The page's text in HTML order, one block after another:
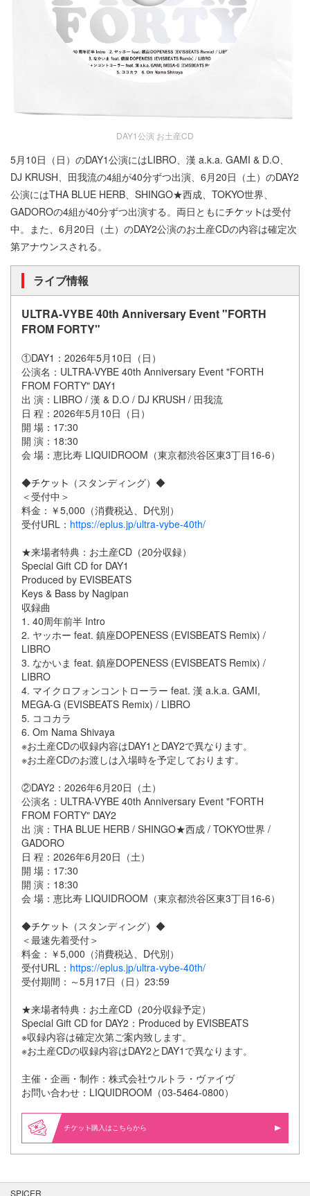
DAY1公演 お土産CD
5月10日（日）のDAY1公演にはLIBRO、漢 a.k.a. GAMI & D.O、
DJ KRUSH、田我流の4組が40分ずつ出演、6月20日（土）のDAY2
公演にはTHA BLUE HERB、SHINGO★西成、TOKYO世界、
GADOROの4組が40分ずつ出演する。両日ともに
は受付
中。また、6月20日（土）のDAY2公演のお土産CDの内容は確定次
第アナウンスされる。
ライブ情報
ULTRA-VYBE 40th Anniversary Event "FORTH
FROM FORTY"
①DAY1：2026年5月10日（日）
公演名：ULTRA-VYBE 40th Anniversary Event "FORTH
FROM FORTY" DAY1
出 演：LIBRO / 漢 & D.O / DJ KRUSH / 田我流
日 程：2026年5月10日（日）
開 場：17:30
開 演：18:30
会 場：恵比寿 LIQUIDROOM（東京都渋谷区東3丁目16-6）
◆
（スタンディング）◆
＜受付中＞
料金：￥5,000（消費税込、D代別）
受付URL： https://eplus.jp/ultra-vybe-40th/
★来場者特典：お土産CD（20分収録）
Special Gift CD for DAY1
Produced by EVISBEATS
Keys & Bass by Nagipan
収録曲
1. 40周年前半 Intro
2. ヤッホー feat. 鎮座DOPENESS (EVISBEATS Remix) /
LIBRO
3. なかいま feat. 鎮座DOPENESS (EVISBEATS Remix) /
LIBRO
4. マイクロフォンコントローラー feat. 漢 a.k.a. GAMI,
MEGA-G (EVISBEATS Remix) / LIBRO
5. ココカラ
6. Om Nama Shivaya
※お土産CDの収録内容はDAY1とDAY2で異なります。
※お土産CDのお渡しは入場時を予定しております。
②DAY2：2026年6月20日（土）
公演名：ULTRA-VYBE 40th Anniversary Event "FORTH
FROM FORTY" DAY2
出 演：THA BLUE HERB / SHINGO★西成 / TOKYO世界 /
GADORO
日 程：2026年6月20日（土）
開 場：17:30
開 演：18:30
会 場：恵比寿 LIQUIDROOM（東京都渋谷区東3丁目16-6）
◆
（スタンディング）◆
＜最速先着受付＞
料金：￥5,000（消費税込、D代別）
受付URL： https://eplus.jp/ultra-vybe-40th/
受付期間：～5月17日（日）23:59
★来場者特典：お土産CD（20分収録予定）
Special Gift CD for DAY2：Produced by EVISBEATS
※収録内容は確定次第ご案内致します。
※お土産CDの収録内容はDAY2とDAY1で異なります。
主催・企画・制作：株式会社ウルトラ・ヴァイヴ
お問い合わせ：LIQUIDROOM（03-5464-0800）
購入はこちらから
SPICER